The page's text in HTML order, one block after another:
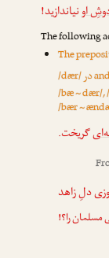
اونیاندازید!
The following
The
/dær/در
/bæ ~ dær/
/bær ~
گریخت.
دلِ زاهد
مسلمان را؟!